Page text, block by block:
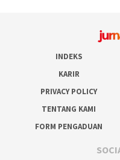
INDEKS
KARIR
PRIVACY POLICY
TENTANG KAMI
FORM PENGADUAN